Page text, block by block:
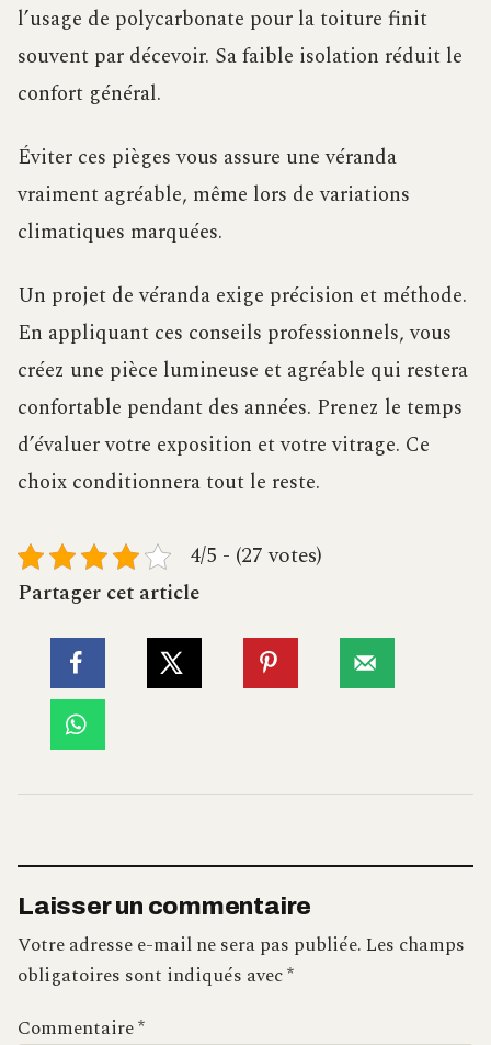
l’usage de polycarbonate pour la toiture finit
souvent par décevoir. Sa faible isolation réduit le
confort général.
Éviter ces pièges vous assure une véranda
vraiment agréable, même lors de variations
climatiques marquées.
Un projet de véranda exige précision et méthode.
En appliquant ces conseils professionnels, vous
créez une pièce lumineuse et agréable qui restera
confortable pendant des années. Prenez le temps
d’évaluer votre exposition et votre vitrage. Ce
choix conditionnera tout le reste.
4/5 - (27 votes)
Partager cet article
Laisser un commentaire
Votre adresse e-mail ne sera pas publiée.Les champs
obligatoires sont indiqués avec*
Commentaire*